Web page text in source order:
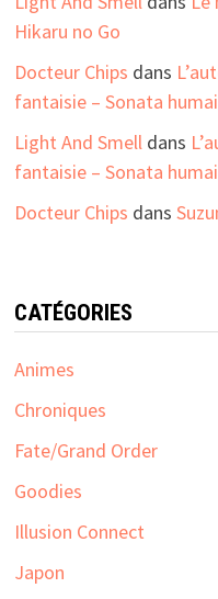
Hikaru no Go
Docteur Chips dans
fantaisie – Sonata
Light And Smelldans
fantaisie – Sonata
Docteur Chips dans
CATÉGORIES
Animes
Chroniques
Fate/Grand Order
Goodies
Illusion Connect
Japon